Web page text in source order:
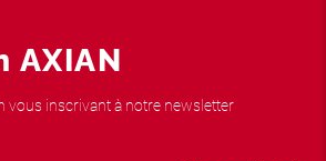
AXIAN
vous inscrivant à notre newsletter